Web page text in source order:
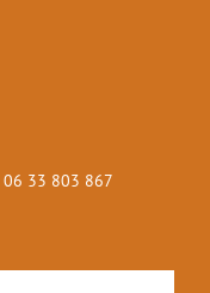
06 33 803 867